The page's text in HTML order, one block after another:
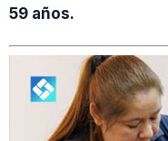
59 años.